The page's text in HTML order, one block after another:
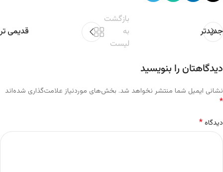
جدیدتر
بازگشت
به
لیست
قدیمی تر
دیدگاهتان را بنویسید
نشانی ایمیل شما منتشر نخواهد شد. بخش‌های موردنیاز علامت‌گذاری شده‌اند
*
دیدگاه*